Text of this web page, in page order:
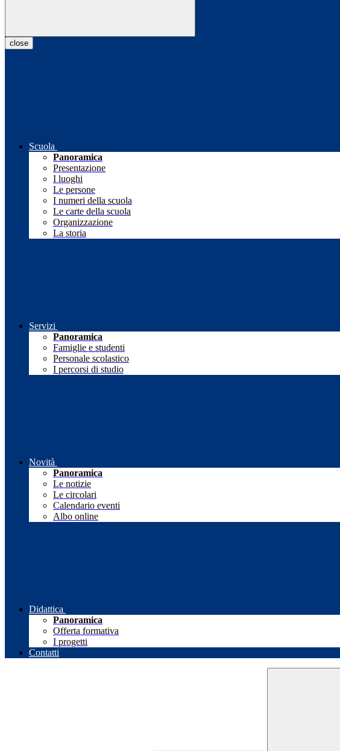
close
Scuola
Panoramica
Presentazione
I luoghi
Le persone
I numeri della scuola
Le carte della scuola
Organizzazione
La storia
Servizi
Panoramica
Famiglie e studenti
Personale scolastico
I percorsi di studio
Novità
Panoramica
Le notizie
Le circolari
Calendario eventi
Albo online
Didattica
Panoramica
Offerta formativa
I progetti
Contatti